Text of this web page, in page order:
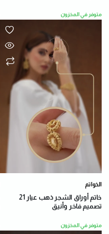
متوفر في المخزون
الخواتم
خاتم أوراق الشجر ذهب عيار 21
تصميم فاخر وأنيق
متوفر في المخزون